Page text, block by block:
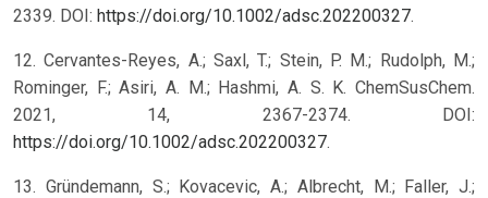
2339. DOI: https://doi.org/10.1002/adsc.202200327.
12. Cervantes-Reyes, A.; Saxl, T.; Stein, P. M.; Rudolph, M.;
Rominger, F.; Asiri, A. M.; Hashmi, A. S. K. ChemSusChem.
2021, 14, 2367-2374. DOI:
https://doi.org/10.1002/adsc.202200327.
13. Gründemann, S.; Kovacevic, A.; Albrecht, M.; Faller, J.;